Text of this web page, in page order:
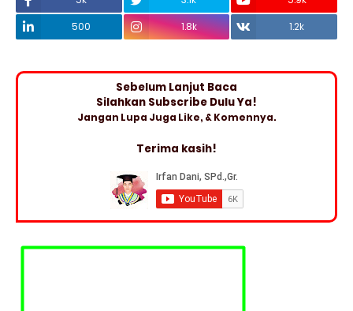
500
1.8k 1.2k
Sebelum Lanjut Baca
Silahkan Subscribe Dulu Ya!
Jangan Lupa Juga Like, & Komennya.
Terima kasih!